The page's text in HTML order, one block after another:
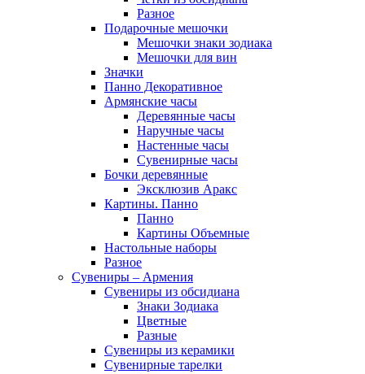
Разное
Подарочные мешочки
Мешочки знаки зодиака
Мешочки для вин
Значки
Панно Декоративное
Армянские часы
Деревянные часы
Наручные часы
Настенные часы
Сувенирные часы
Бочки деревянные
Эксклюзив Аракс
Картины. Панно
Панно
Картины Объемные
Настольные наборы
Разное
Сувениры – Армения
Сувениры из обсидиана
Знаки Зодиака
Цветные
Разные
Сувениры из керамики
Сувенирные тарелки